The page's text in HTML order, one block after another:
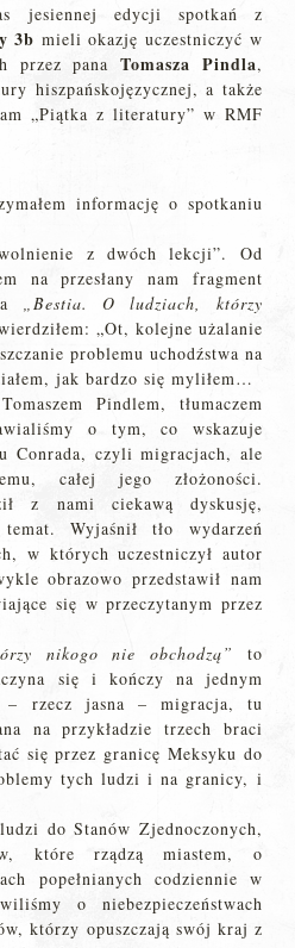
jesiennej edycji spotkań z
3b mieli okazję uczestniczyć w
przez pana Tomasza Pindla,
hiszpańskojęzycznej, a także
„Piątka z literatury” w RMF
informację o spotkaniu
z dwóch lekcji”. Od
na przesłany nam fragment
„Bestia. O ludziach, którzy
„Ot, kolejne użalanie
problemu uchodźstwa na
jak bardzo się myliłem…
Pindlem, tłumaczem
o tym, co wskazuje
Conrada, czyli migracjach, ale
całej jego złożoności.
z nami ciekawą dyskusję,
Wyjaśnił tło wydarzeń
w których uczestniczył autor
obrazowo przedstawił nam
się w przeczytanym przez
nikogo nie obchodzą”
to
się i kończy na jednym
– rzecz jasna – migracja, tu
na przykładzie trzech braci
się przez granicę Meksyku do
tych ludzi i na granicy, i
do Stanów Zjednoczonych,
które rządzą miastem, o
popełnianych codziennie w
o niebezpieczeństwach
którzy opuszczają swój kraj z